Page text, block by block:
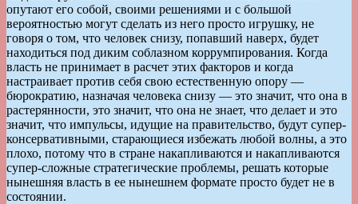
опутают его собой, своими решениями и с большой
вероятностью могут сделать из него просто игрушку, не
говоря о том, что человек снизу, попавший наверх, будет
находиться под диким соблазном коррумпирования. Когда
власть не принимает в расчет этих факторов и когда
настраивает против себя свою естественную опору —
бюрократию, назначая человека снизу — это значит, что она в
растерянности, это значит, что она не знает, что делает и это
значит, что импульсы, идущие на правительство, будут супер-
консервативными, старающиеся избежать любой волны, а это
плохо, потому что в стране накапливаются и накапливаются
супер-сложные стратегические проблемы, решать которые
нынешняя власть в ее нынешнем формате просто будет не в
состоянии.